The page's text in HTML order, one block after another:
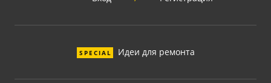
SPECIAL Идеи для ремонта